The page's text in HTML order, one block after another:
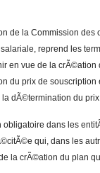
de la Commission des
reprend les
en vue de la crÃ©ation
du prix de
dÃ©termination du
dans les
qui, dans les
la crÃ©ation du plan